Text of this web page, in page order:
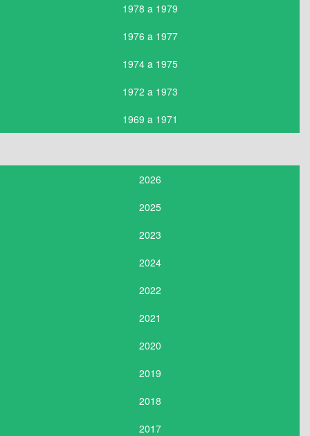
1978 a 1979
1976 a 1977
1974 a 1975
1972 a 1973
1969 a 1971
2026
2025
2023
2024
2022
2021
2020
2019
2018
2017